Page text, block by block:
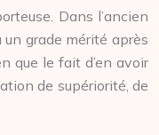
Dans l’ancien
grade mérité après
que le fait d’en avoir
de supériorité, de